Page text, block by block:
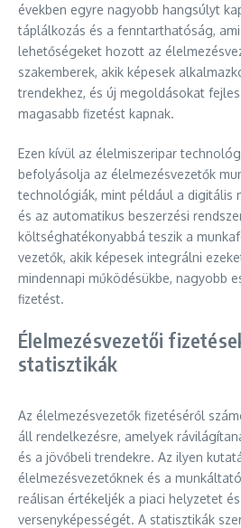
években egyre nagyobb hangsúlyt
táplálkozás és a fenntarthatóság,
lehetőségeket hozott az
szakemberek, akik képesek
trendekhez, és új megoldásokat
magasabb fizetést kapnak.
Ezen kívül az élelmiszeripar
befolyásolja az élelmezésvezetők
technológiák, mint például a digitális
és az automatikus beszerzési
költséghatékonyabbá teszik a
vezetők, akik képesek integrálni
mindennapi működésükbe, nagyobb
fizetést.
Élelmezésvezetői
statisztikák
Az élelmezésvezetők fizetéséről
áll rendelkezésre, amelyek
és a jövőbeli trendekre. Az ilyen
élelmezésvezetőknek és a
reálisan értékeljék a piaci helyzetet
versenyképességét. A statisztikák